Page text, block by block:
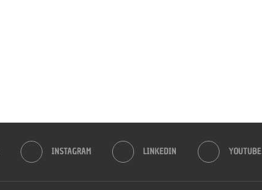
INSTAGRAM LINKEDIN YOUTUBE